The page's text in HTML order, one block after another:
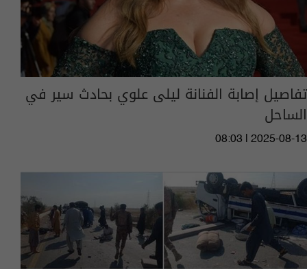
تفاصيل إصابة الفنانة ليلى علوي بحادث سير في
الساحل
08:03 | 2025-08-13